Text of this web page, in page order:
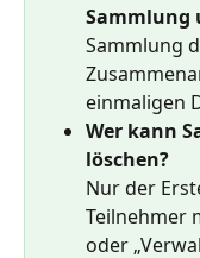
Sammlung
Sammlung
einmaligen
Wer kann
löschen?
Nur der
Teilnehmer
oder